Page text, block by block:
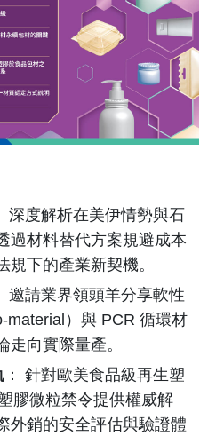
深度解析在美伊情勢與石
過材料替代方案規避成本
規下的產業新契機。
邀請業界領頭羊分享軟性
material）與 PCR 循環材
走向實際量產。
： 針對歐美食品級再生塑
膠微粒禁令提供權威解
外銷的安全評估與驗證體